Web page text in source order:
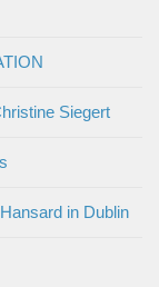
Siegert
in Dublin